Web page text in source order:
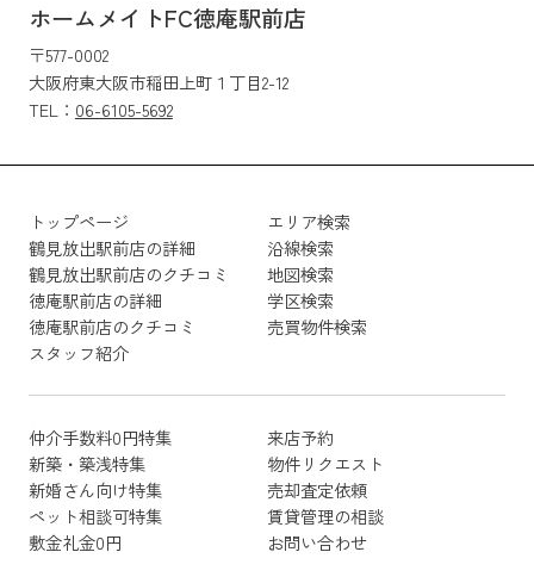
ホームメイトFC徳庵駅前店
〒577-0002
大阪府東大阪市稲田上町１丁目2-12
TEL： 06-6105-5692
トップページ
エリア検索
鶴見放出駅前店の詳細
沿線検索
鶴見放出駅前店のクチコミ
地図検索
徳庵駅前店の詳細
学区検索
徳庵駅前店のクチコミ
売買物件検索
スタッフ紹介
仲介手数料0円特集
来店予約
新築・築浅特集
物件リクエスト
新婚さん向け特集
売却査定依頼
ペット相談可特集
賃貸管理の相談
敷金礼金0円
お問い合わせ